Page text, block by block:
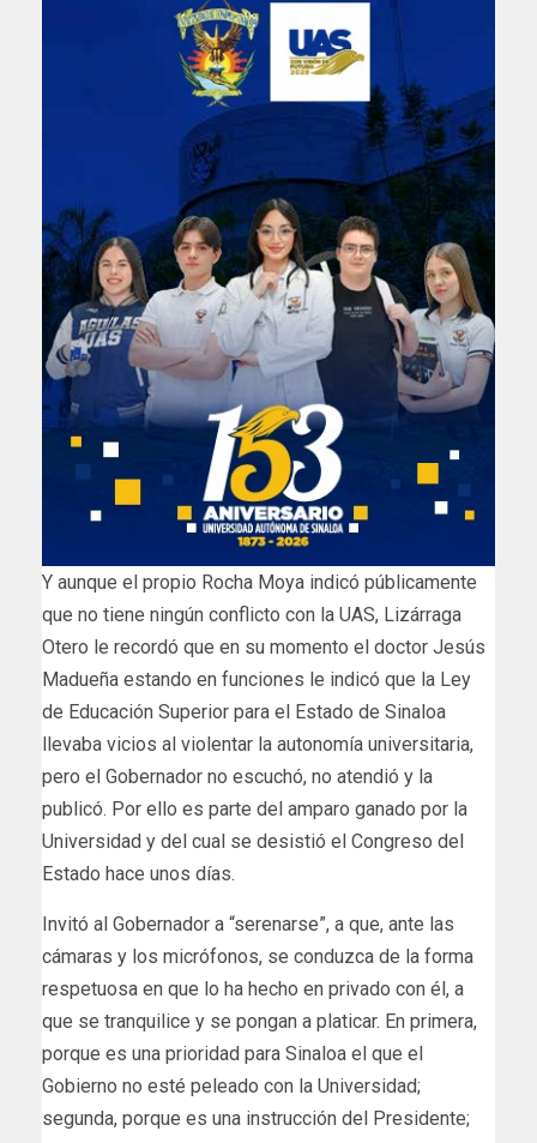
Y aunque el propio Rocha Moya indicó públicamente
que no tiene ningún conflicto con la UAS, Lizárraga
Otero le recordó que en su momento el doctor Jesús
Madueña estando en funciones le indicó que la Ley
de Educación Superior para el Estado de Sinaloa
llevaba vicios al violentar la autonomía universitaria,
pero el Gobernador no escuchó, no atendió y la
publicó. Por ello es parte del amparo ganado por la
Universidad y del cual se desistió el Congreso del
Estado hace unos días.
Invitó al Gobernador a “serenarse”, a que, ante las
cámaras y los micrófonos, se conduzca de la forma
respetuosa en que lo ha hecho en privado con él, a
que se tranquilice y se pongan a platicar. En primera,
porque es una prioridad para Sinaloa el que el
Gobierno no esté peleado con la Universidad;
segunda, porque es una instrucción del Presidente;